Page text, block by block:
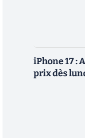
iPhone 17 :
prix dès